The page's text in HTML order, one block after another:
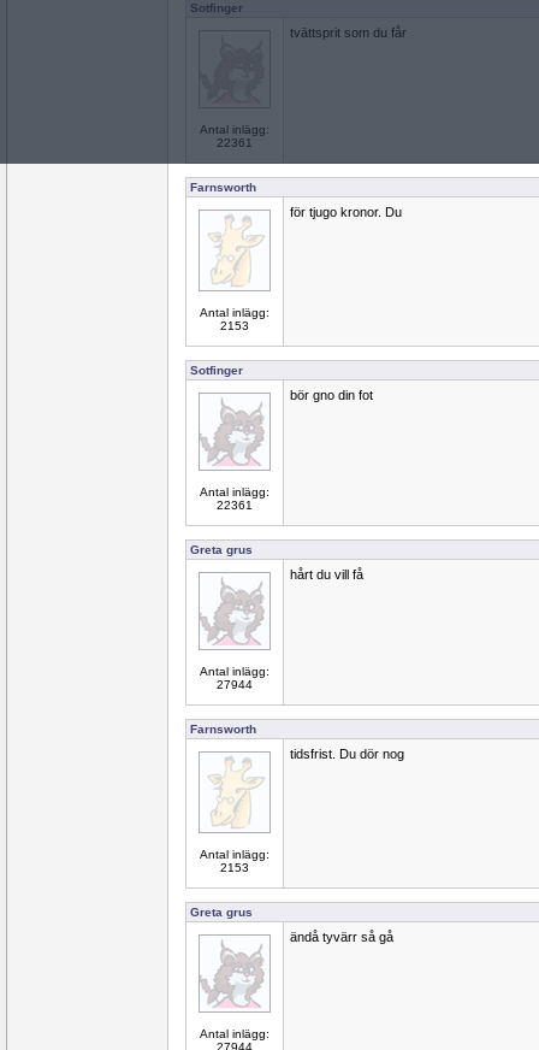
Sotfinger
Antal inlägg:
22361
tvättsprit som du får
Farnsworth
Antal inlägg:
2153
för tjugo kronor. Du
Sotfinger
Antal inlägg:
22361
bör gno din fot
Greta grus
Antal inlägg:
27944
hårt du vill få
Farnsworth
Antal inlägg:
2153
tidsfrist. Du dör nog
Greta grus
Antal inlägg:
27944
ändå tyvärr så gå